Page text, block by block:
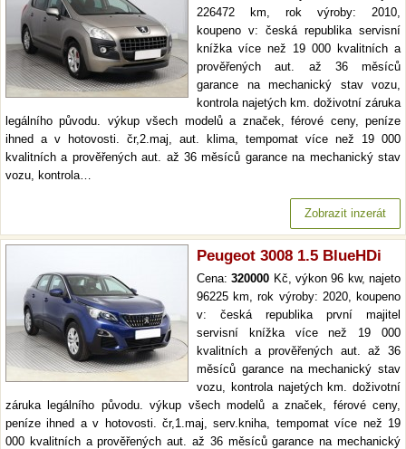
226472 km, rok výroby: 2010,
koupeno v: česká republika servisní
knížka více než 19 000 kvalitních a
prověřených aut. až 36 měsíců
garance na mechanický stav vozu,
kontrola najetých km. doživotní záruka
legálního původu. výkup všech modelů a značek, férové ceny, peníze
ihned a v hotovosti. čr,2.maj, aut. klima, tempomat více než 19 000
kvalitních a prověřených aut. až 36 měsíců garance na mechanický stav
vozu, kontrola…
Zobrazit inzerát
Peugeot 3008 1.5 BlueHDi
Cena:320000 Kč, výkon 96 kw, najeto
96225 km, rok výroby: 2020, koupeno
v: česká republika první majitel
servisní knížka více než 19 000
kvalitních a prověřených aut. až 36
měsíců garance na mechanický stav
vozu, kontrola najetých km. doživotní
záruka legálního původu. výkup všech modelů a značek, férové ceny,
peníze ihned a v hotovosti. čr,1.maj, serv.kniha, tempomat více než 19
000 kvalitních a prověřených aut. až 36 měsíců garance na mechanický